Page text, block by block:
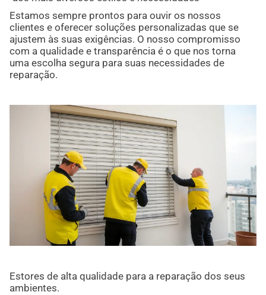
Estamos sempre prontos para ouvir os nossos
clientes e oferecer soluções personalizadas que se
ajustem às suas exigências. O nosso compromisso
com a qualidade e transparência é o que nos torna
uma escolha segura para suas necessidades de
reparação.
Estores de alta qualidade para a reparação dos seus
ambientes.